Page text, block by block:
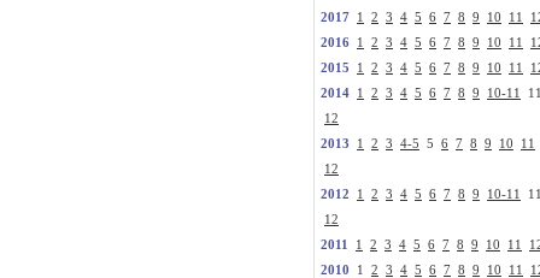
2017
1 2 3 4 5 6 7 8 9 10 11
2016
1 2 3 4 5 6 7 8 9 10 11
2015
1 2 3 4 5 6 7 8 9 10 11
2014
1 2 3 4 5 6 7 8 9 10-11
12
2013
1 2 3 4-5 5 6 7 8 9 10
11
12
2012
1 2 3 4 5 6 7 8 9 10-11
12
2011
1 2 3 4 5 6 7 8 9 10 11
2010 1 2 3 4 5 6 7 8 9 10 11